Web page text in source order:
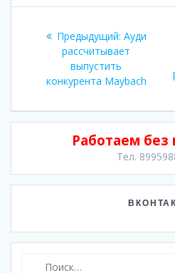
записям
Предыдущий:
запись:
Ауди
рассчитывает
выпустить
конкурента Maybach
Работаем
Тел.